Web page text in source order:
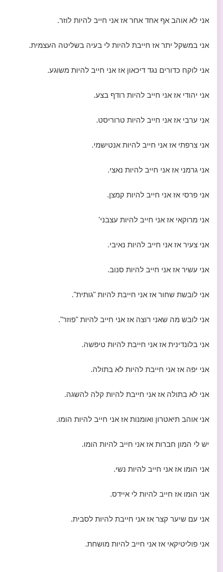
אני לא אוהב אף אחד אחר אז אני חייב להיות לוזר.
אני במשקל יתר אז חייבת להיות לי בעיה בשליטה העצמית.
אני לוקח כדורים נגד דיכאון אז אני חייב להיות משוגע.
אני יהודי אז אני חייב להיות רודף בצע.
אני ערבי אז אני חייב להיות טרוריסט.
אני צרפתי אז אני חייב להיות אנטישמי.
אני גרמני אז אני חייב להיות נאצי.
אני פרסי אז אני חייב להיות קמצן.
אני מרוקאי אז אני חייב להיות עצבני'
אני צעיר אז אני חייב להיות נאיבי.
אני עשיר אז אני חייב להיות סנוב.
אני לובשת שחור אז אני חייבת להיות "גותית".
אני לובש מה שאני רוצה אז אני חייב להיות "פוזר".
אני בלונדינית אז אני חייבת להיות טיפשה.
אני יפה אז אני חייבת להיות לא בתולה.
אני לא בתולה אז אני חייבת להיות קלה להשגה.
אני אוהב תיאטרון ואומנות אז אני חייב להיות הומו.
יש לי המון חברות אז אני חייב להיות הומו.
אני הומו אז אני חייב להיות נשי.
אני הומו אז חייב להיות לי איידס.
אני עם שיער קצר אז אני חייבת להיות לסבית.
אני פוליטיקאי אז אני חייב להיות מושחת.